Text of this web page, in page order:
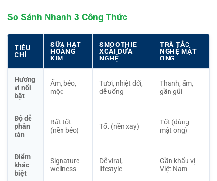
So Sánh Nhanh 3 Công Thức
TIÊU
CHÍ
SỮA HẠT
HOÀNG
KIM
SMOOTHIE
XOÀI DỨA
NGHỆ
TRÀ TẮC
NGHỆ MẬT
ONG
Hương
vị nổi
bật
Ấm, béo,
mộc
Tươi, nhiệt đới,
dễ uống
Thanh, ấm,
gần gũi
Độ dễ
phân
tán
Rất tốt
(nền béo)
Tốt (nền xay)
Tốt (dùng
mật ong)
Điểm
khác
biệt
Signature
wellness
Dễ viral,
lifestyle
Gần khẩu vị
Việt Nam